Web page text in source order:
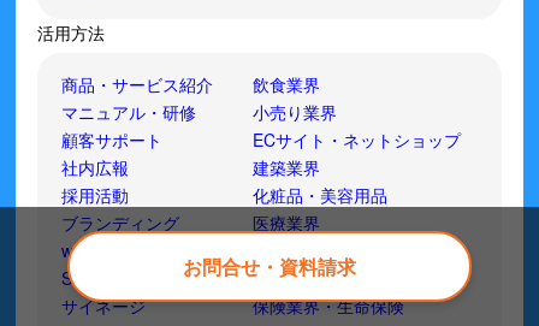
お問合せ・資料請求
活用方法
商品・サービス紹介
マニュアル・研修
顧客サポート
社内広報
採用活動
ブランディング
web広告・CM
SNS活用
サイネージ
飲食業界
小売り業界
ECサイト・ネットショップ
建築業界
化粧品・美容用品
医療業界
ホテル・旅館・民宿
保険業界・生命保険